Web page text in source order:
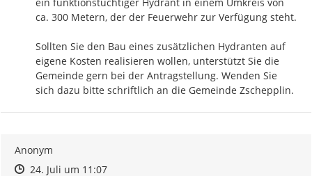
ca. 300 Metern, der der Feuerwehr zur Verfügung steht.
Sollten Sie den Bau eines zusätzlichen Hydranten auf
eigene Kosten realisieren wollen, unterstützt Sie die
Gemeinde gern bei der Antragstellung. Wenden Sie
sich dazu bitte schriftlich an die Gemeinde Zschepplin.
Anonym
Zeitpunkt des Erstellens
Zeitpunkt des Erstellens
24. Juli um 11:07Zur Äußerung